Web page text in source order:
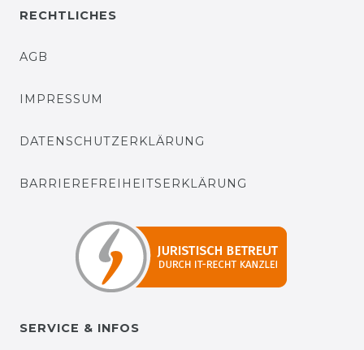
RECHTLICHES
AGB
IMPRESSUM
DATENSCHUTZERKLÄRUNG
BARRIEREFREIHEITSERKLÄRUNG
SERVICE & INFOS